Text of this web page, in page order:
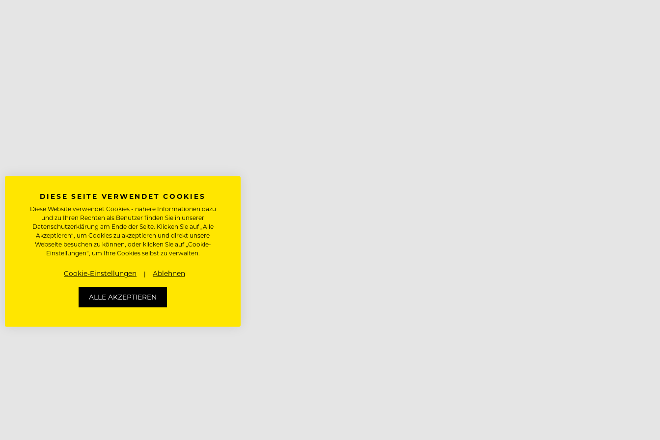
DIESE SEITE VERWENDET COOKIES
Diese Website verwendet Cookies - nähere Informationen dazu
und zu Ihren Rechten als Benutzer finden Sie in unserer
Datenschutzerklärung am Ende der Seite. Klicken Sie auf „Alle
Akzeptieren“, um Cookies zu akzeptieren und direkt unsere
Webseite besuchen zu können, oder klicken Sie auf „Cookie-
Einstellungen“, um Ihre Cookies selbst zu verwalten.
Cookie-Einstellungen Ablehnen
ALLE AKZEPTIEREN